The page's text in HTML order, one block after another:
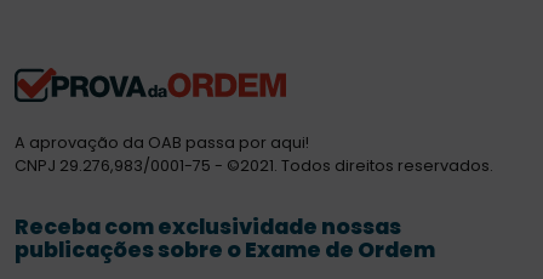
A aprovação da OAB passa por aqui!
CNPJ 29.276,983/0001-75 - ©2021. Todos direitos reservados.
Receba com exclusividade nossas
publicações sobre o Exame de Ordem